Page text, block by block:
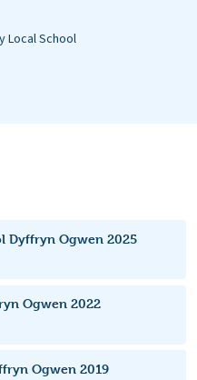
Local School
Dyffryn Ogwen 2025
Ogwen 2022
Ogwen 2019